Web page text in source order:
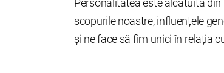
Personalitatea este alcătuită
scopurile noastre, influențele
și ne face să fim unici în relația